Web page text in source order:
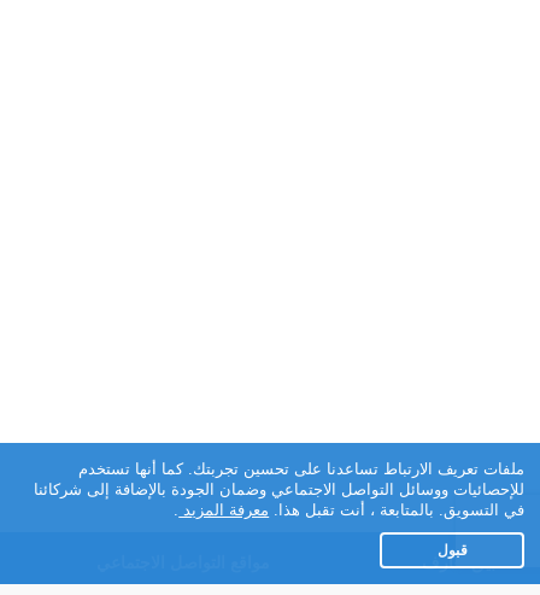
تطبيق تعارف
ملفات تعريف الارتباط تساعدنا على تحسين تجربتك. كما أنها تستخدم
للإحصائيات ووسائل التواصل الاجتماعي وضمان الجودة بالإضافة إلى شركائنا
في التسويق. بالمتابعة ، أنت تقبل هذا. معرفة المزيد .
قبول